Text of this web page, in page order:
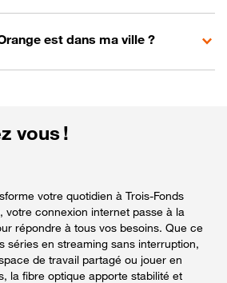
est dans ma ville ?
vous !
votre quotidien à Trois-Fonds
votre connexion internet passe à la
répondre à tous vos besoins. Que ce
séries en streaming sans interruption,
de travail partagé ou jouer en
la fibre optique apporte stabilité et